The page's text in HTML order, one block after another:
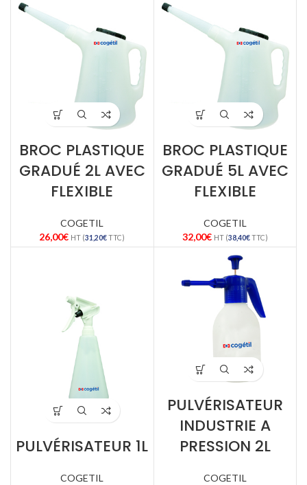
BROC PLASTIQUE
GRADUÉ 2L AVEC
FLEXIBLE
COGETIL
26,00€ HT (31,20€TTC)
BROC PLASTIQUE
GRADUÉ 5L AVEC
FLEXIBLE
COGETIL
32,00€ HT (38,40€TTC)
PULVÉRISATEUR 1L
COGETIL
PULVÉRISATEUR
INDUSTRIE A
PRESSION 2L
COGETIL